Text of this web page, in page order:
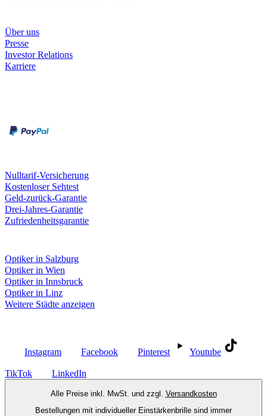
Über uns
Presse
Investor Relations
Karriere
Nulltarif-Versicherung
Kostenloser Sehtest
Geld-zurück-Garantie
Drei-Jahres-Garantie
Zufriedenheitsgarantie
Optiker in Salzburg
Optiker in Wien
Optiker in Innsbruck
Optiker in Linz
Weitere Städte anzeigen
Instagram Facebook Pinterest Youtube
TikTok LinkedIn
Alle Preise inkl. MwSt. und zzgl. Versandkosten
Bestellungen mit individueller Einstärkenbrille sind immer